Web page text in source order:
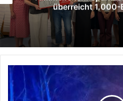
überreicht 1.000-Euro-